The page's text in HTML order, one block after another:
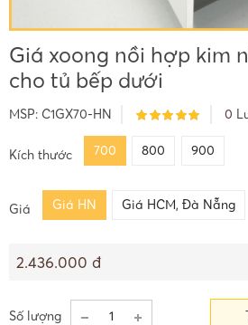
Giá xoong nồi hợp kim
cho tủ bếp dưới
MSP: C1GX70-HN 0
Kích thước 700 800 900
Giá Giá HN Giá HCM, Đà Nẵng
2.436.000 đ
Số lượng